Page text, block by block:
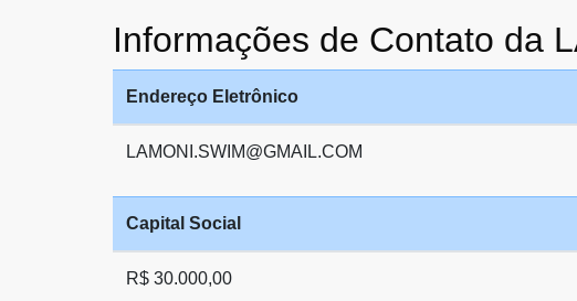
Informações de Contato da
Endereço Eletrônico
LAMONI.SWIM@GMAIL.COM
Capital Social
R$ 30.000,00